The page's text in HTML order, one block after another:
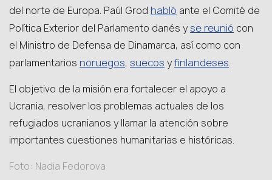
del norte de Europa. Paúl Grod habló ante el Comité de
Política Exterior del Parlamento danés yse reunió con
el Ministro de Defensa de Dinamarca, así como con
parlamentarios noruegos, suecos yfinlandeses.
El objetivo de la misión era fortalecer el apoyo a
Ucrania, resolver los problemas actuales de los
refugiados ucranianos y llamar la atención sobre
importantes cuestiones humanitarias e históricas.
Foto: Nadia Fedorova